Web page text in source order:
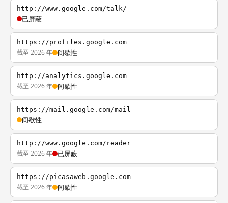
http://www.google.com/talk/
已屏蔽
https://profiles.google.com
截至 2026 年 间歇性
http://analytics.google.com
截至 2026 年 间歇性
https://mail.google.com/mail
间歇性
http://www.google.com/reader
截至 2026 年 已屏蔽
https://picasaweb.google.com
截至 2026 年 间歇性